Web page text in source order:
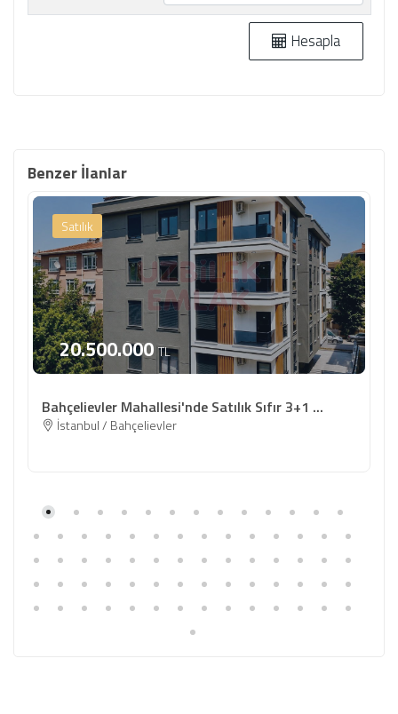
Hesapla
Benzer İlanlar
Satılık
20.500.000 TL
Bahçelievler Mahallesi'nde Satılık Sıfır 3+1 ...
İstanbul / Bahçelievler